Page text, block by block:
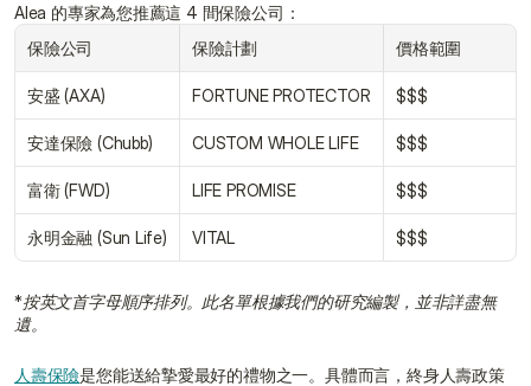
Alea 的專家為您推薦這 4 間保險公司：
保險公司
保險計劃 價格範圍
安盛 (AXA) FORTUNE PROTECTOR $$$
安達保險 (Chubb) CUSTOM WHOLE LIFE $$$
富衛 (FWD) LIFE PROMISE $$$
永明金融 (Sun Life) VITAL $$$
*按英文首字母順序排列。此名單根據我們的研究編製，並非詳盡無
遺。
人壽保險是您能送給摯愛最好的禮物之一。具體而言，終身人壽政策